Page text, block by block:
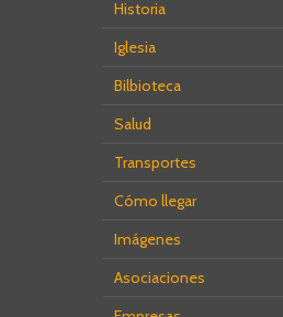
Historia
Iglesia
Bilbioteca
Salud
Transportes
Cómo llegar
Imágenes
Asociaciones